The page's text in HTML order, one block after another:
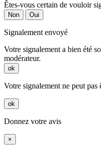
Êtes-vous certain de vouloir
Non Oui
Signalement envoyé
Votre signalement a bien été
modérateur.
ok
Votre signalement ne peut pas
ok
Donnez votre avis
×